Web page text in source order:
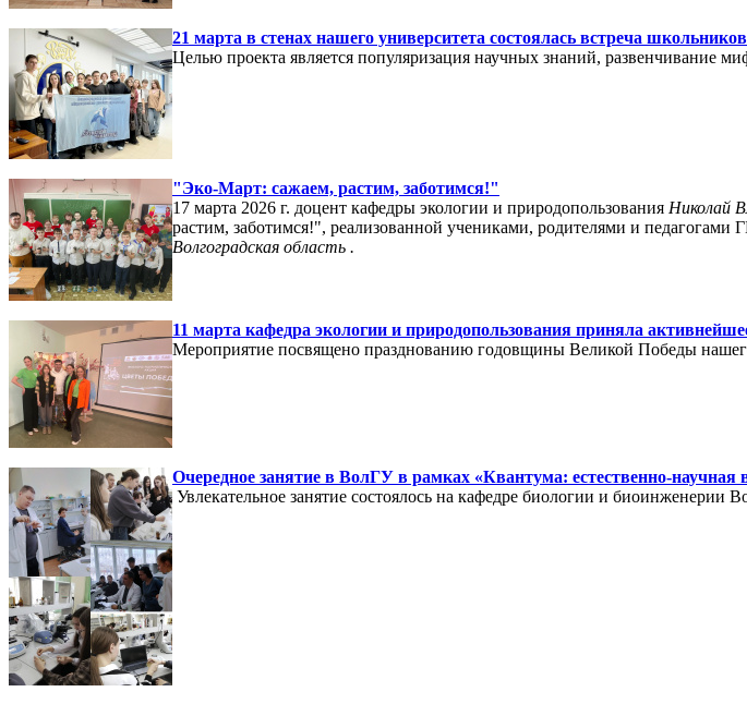
21 марта в стенах нашего университета состоялась встреча
Целью проекта является популяризация научных знаний, развенчивание
"Эко-Март: сажаем, растим, заботимся!"
17 марта 2026 г. доцент кафедры экологии и природопользования Николай
растим, заботимся!", реализованной учениками, родителями и
Волгоградская область .
11 марта кафедра экологии и природопользования приняла
Мероприятие посвящено празднованию годовщины Великой Победы
Очередное занятие в ВолГУ в рамках «Квантума: естественно‑научная
Увлекательное занятие состоялось на кафедре биологии и биоинженерии